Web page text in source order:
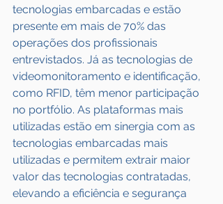
tecnologias embarcadas e estão
presente em mais de 70% das
operações dos profissionais
entrevistados. Já as tecnologias de
videomonitoramento e identificação,
como RFID, têm menor participação
no portfólio. As plataformas mais
utilizadas estão em sinergia com as
tecnologias embarcadas mais
utilizadas e permitem extrair maior
valor das tecnologias contratadas,
elevando a eficiência e segurança